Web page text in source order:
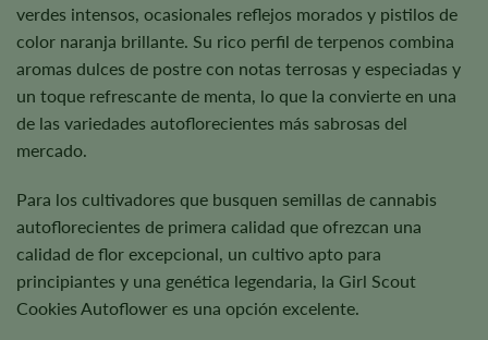
verdes intensos, ocasionales reflejos morados y pistilos de
color naranja brillante. Su rico perfil de terpenos combina
aromas dulces de postre con notas terrosas y especiadas y
un toque refrescante de menta, lo que la convierte en una
de las variedades autoflorecientes más sabrosas del
mercado.
Para los cultivadores que busquen semillas de cannabis
autoflorecientes de primera calidad que ofrezcan una
calidad de flor excepcional, un cultivo apto para
principiantes y una genética legendaria, la Girl Scout
Cookies Autoflower es una opción excelente.